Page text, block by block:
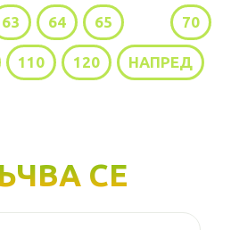
63 64 65 70
110 120 НАПРЕД
СЕ